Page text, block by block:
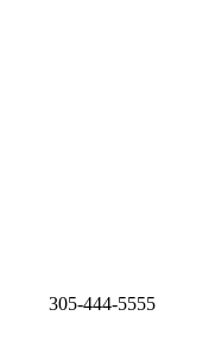
305-444-5555